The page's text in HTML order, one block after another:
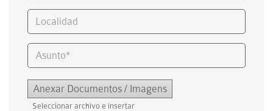
Anexar Documentos / Imagens
Seleccionar archivo e insertar